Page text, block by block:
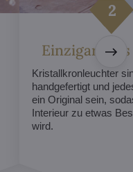
Kristallkronleuchter
handgefertigt und
ein Original sein,
Interieur zu etwas
wird.